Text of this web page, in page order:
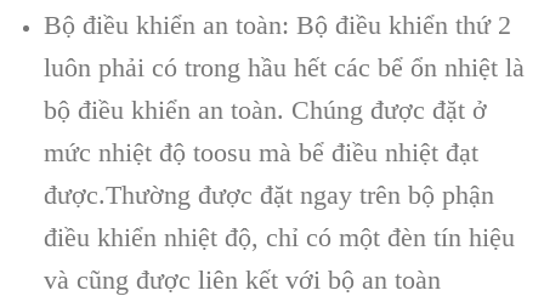
Bộ điều khiển an toàn: Bộ điều khiển thứ 2
luôn phải có trong hầu hết các bể ổn nhiệt là
bộ điều khiển an toàn. Chúng được đặt ở
mức nhiệt độ toosu mà bể điều nhiệt đạt
được.Thường được đặt ngay trên bộ phận
điều khiển nhiệt độ, chỉ có một đèn tín hiệu
và cũng được liên kết với bộ an toàn